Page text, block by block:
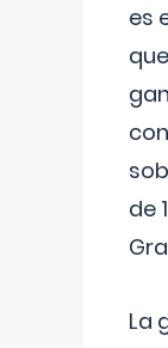
es
de
La